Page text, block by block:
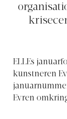
ELLEs
kunstneren
Evren